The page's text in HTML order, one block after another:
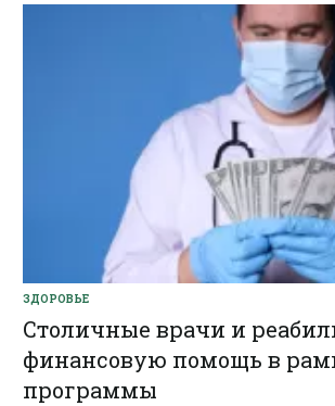
ЗДОРОВЬЕ
Столичные врачи и
финансовую помощь в
программы